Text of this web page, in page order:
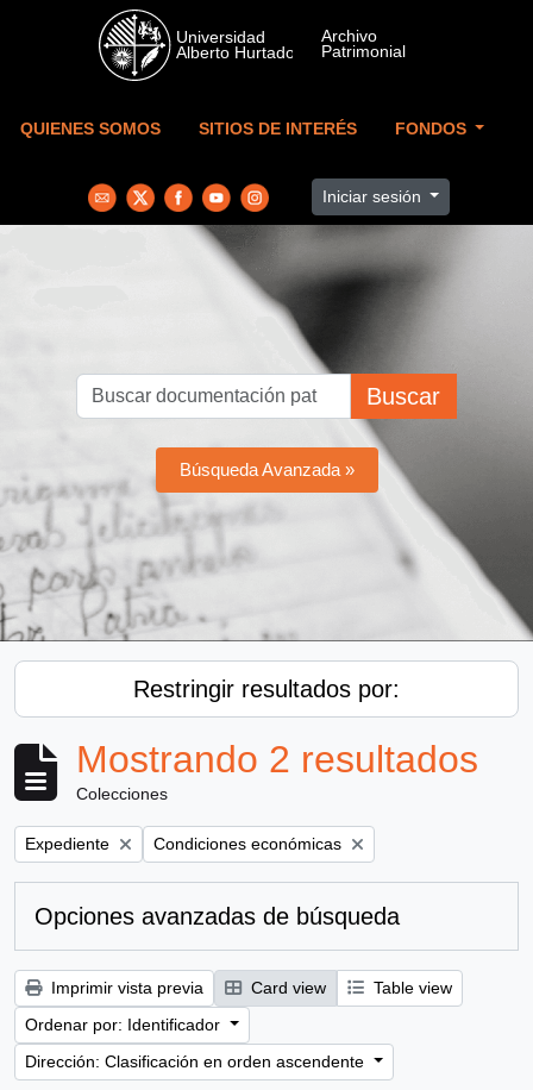
Skip to main content
QUIENES SOMOS SITIOS DE INTERÉS FONDOS
Iniciar sesión
Buscar
Búsqueda Avanzada »
Restringir resultados por:
Mostrando 2 resultados
Colecciones
Remove filter:
Expediente Remove filter:
Condiciones económicas
Opciones avanzadas de búsqueda
Imprimir vista previa Card view
Table view
Ordenar por: Identificador
Dirección: Clasificación en orden ascendente